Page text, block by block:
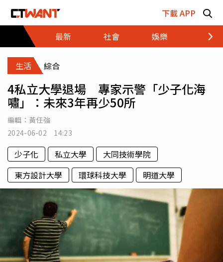
下載 APP
最新
社會 娛樂 財經
生活 綜合
4私立大學退場 專家示警「少子化海
嘯」：未來3年再少50所
編輯： 黃任強
2024-06-02 14:23
少子化 私立大學
大同技術學院
東方設計大學
環球科技大學 明道大學